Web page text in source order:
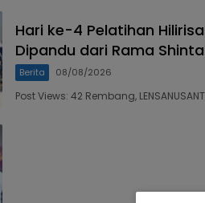
Hari ke-4 Pelatihan
Dipandu dari Rama
Berita 08/08/2026
Post Views: 42 Rembang,